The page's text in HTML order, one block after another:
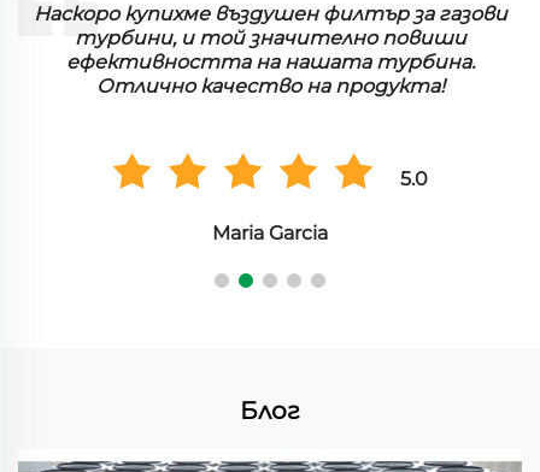
Сгъстените филтри работят изключително
добре в нашия завод. Той улавя фини частици
ефективно и забелязахме голяма разлика в
производителността.
5.0
Хироши Танака
Блог